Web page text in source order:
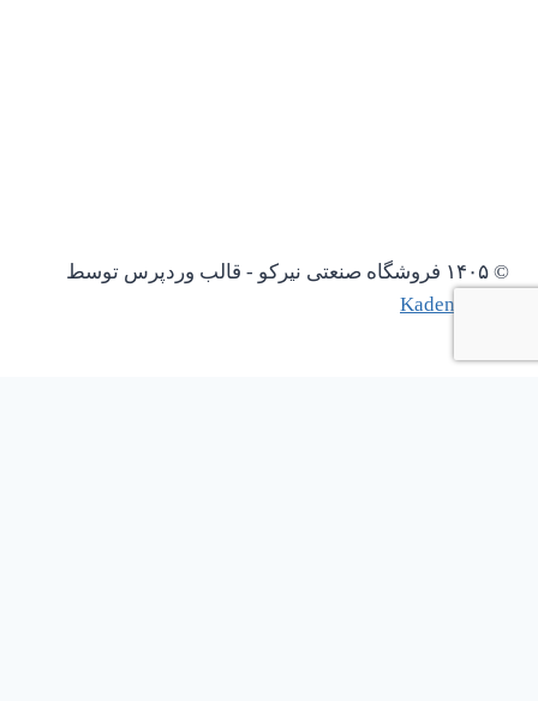
© ۱۴۰۵ فروشگاه صنعتی نیرکو - قالب وردپرس توسط
Kadence WP